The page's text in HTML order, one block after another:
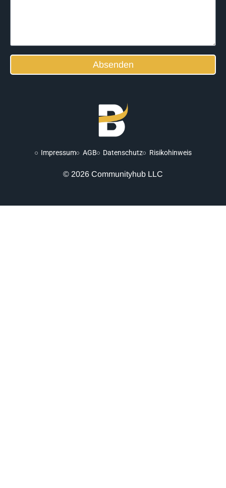
Absenden
Impressum AGB Datenschutz Risikohinweis
© 2026 Communityhub LLC